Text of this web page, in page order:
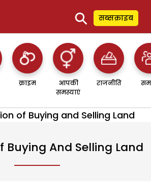
⚲ सब्सक्राइब
क्राइम
आपकी
समस्याएं
राजनीति
of Buying and Selling Land
Buying And Selling Land